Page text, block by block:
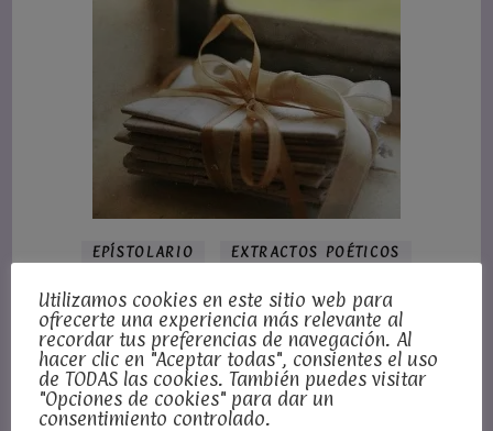
EPÍSTOLARIO
EXTRACTOS POÉTICOS
Cosas que no te he contado
Utilizamos cookies en este sitio web para
ofrecerte una experiencia más relevante al
recordar tus preferencias de navegación. Al
hacer clic en "Aceptar todas", consientes el uso
de TODAS las cookies. También puedes visitar
"Opciones de cookies" para dar un
consentimiento controlado.